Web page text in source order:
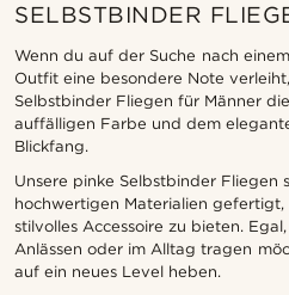
SELBSTBINDER
Wenn du auf der Suche nach
Outfit eine besondere Note
Selbstbinder Fliegen für Männer
auffälligen Farbe und dem
Blickfang.
Unsere pinke Selbstbinder
hochwertigen Materialien
stilvolles Accessoire zu bieten.
Anlässen oder im Alltag tragen
auf ein neues Level heben.